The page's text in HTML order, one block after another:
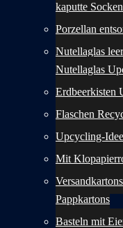
kaputte
Porzellan
Nutellaglas
Nutellaglas
Erdbeerkisten
Flaschen
Upcycling-
Mit
Pappkartons
Basteln mit